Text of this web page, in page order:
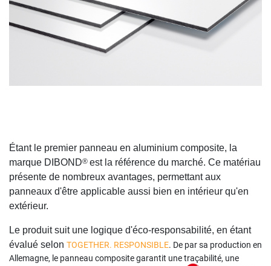
Étant le premier panneau en aluminium composite, la
marque DIBOND® est la référence du marché. Ce matériau
présente de nombreux avantages, permettant aux
panneaux d'être applicable aussi bien en intérieur qu'en
extérieur.
Le produit suit une logique d'éco-responsabilité, en étant
évalué selon TOGETHER. RESPONSIBLE. De par sa production en
Allemagne, le panneau composite garantit une traçabilité, une